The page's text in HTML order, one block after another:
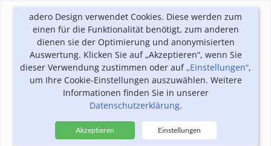
adero Design verwendet Cookies. Diese werden zum
einen für die Funktionalität benötigt, zum anderen
dienen sie der Optimierung und anonymisierten
Auswertung. Klicken Sie auf „Akzeptieren“, wenn Sie
dieser Verwendung zustimmen oder auf„Einstellungen“,
um Ihre Cookie-Einstellungen auszuwählen. Weitere
Informationen finden Sie in unserer
Datenschutzerklärung.
Akzeptieren Einstellungen